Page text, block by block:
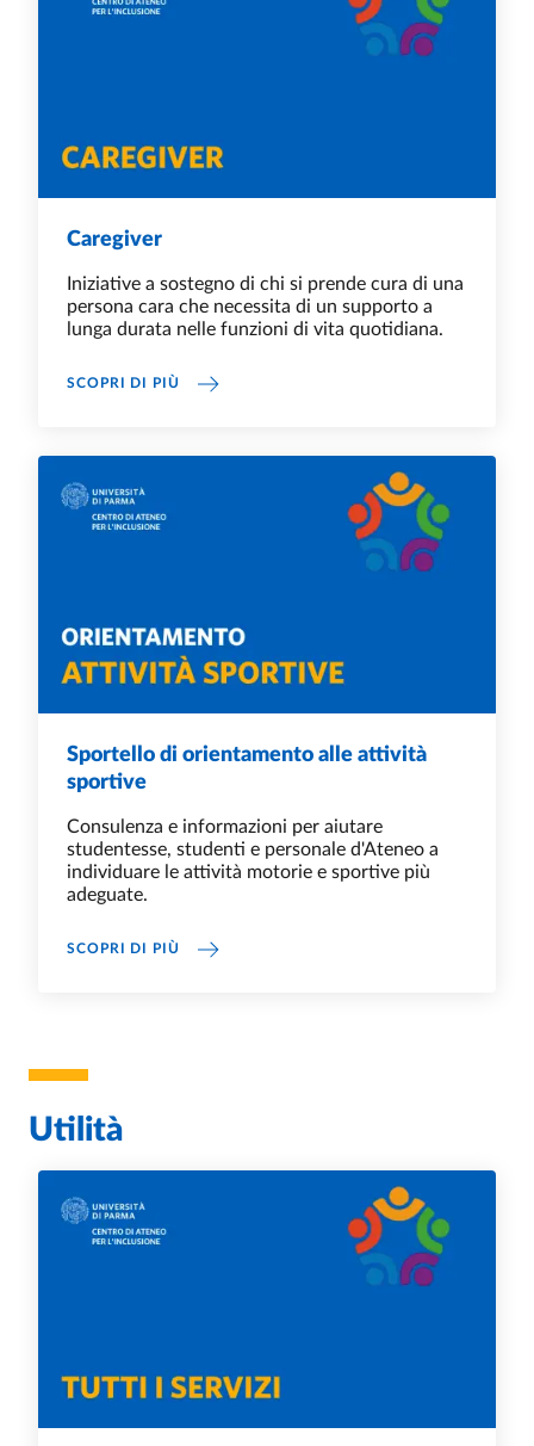
Caregiver
Iniziative a sostegno di chi si prende cura di una
persona cara che necessita di un supporto a
lunga durata nelle funzioni di vita quotidiana.
SCOPRI DI PIÙ CAREGIVER
Sportello di orientamento alle attività
sportive
Consulenza e informazioni per aiutare
studentesse, studenti e personale d'Ateneo a
individuare le attività motorie e sportive più
adeguate.
SCOPRI DI PIÙ SPORTELLO DI ORIENTAMENTO ALLE
Utilità